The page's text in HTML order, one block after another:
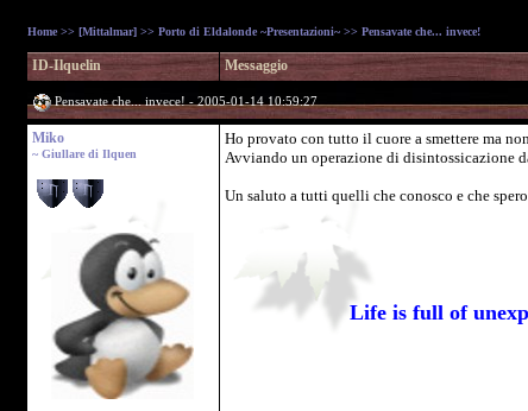
Home>> [Mittalmar]>> Porto di Eldalonde ~Presentazioni~>> Pensavate che... invece!
ID-Ilquelin Messaggio
Pensavate che... invece! - 2005-01-14 10:59:27
Miko
~ Giullare di Ilquen
Ho provato con tutto il cuore a smettere ma
Avviando un operazione di disintossicazione
Un saluto a tutti quelli che conosco e che
Life is full of